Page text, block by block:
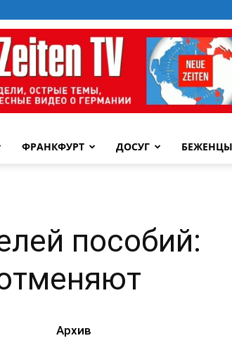
ФРАНКФУРТ ДОСУГ
пособий:
Архив